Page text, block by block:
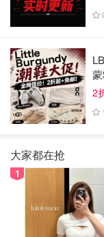
周末好去处
2
1
大家都在抢
1